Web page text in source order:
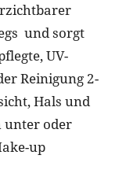
und sorgt
UV-
Reinigung 2-
Hals und
unter oder
up